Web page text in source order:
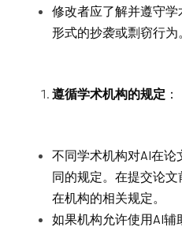
修改者应了解并遵守
形式的抄袭或剽窃行为
遵循学术机构的规定 ：
不同学术机构对AI在论
同的规定。在提交论
在机构的相关规定。
如果机构允许使用AI辅